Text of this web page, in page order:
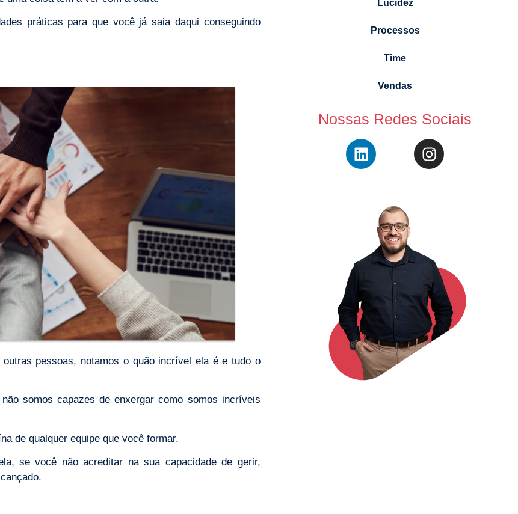
práticas para que você já saia daqui conseguindo
pessoas, notamos o quão incrível ela é e tudo o
somos capazes de enxergar como somos incríveis
de qualquer equipe que você formar.
se você não acreditar na sua capacidade de gerir,
Lucidez
Processos
Time
Vendas
Nossas Redes Sociais